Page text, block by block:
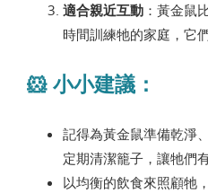
適合親近互動 ：黃金鼠
時間訓練牠的家庭，它
🐹 小小建議：
記得為黃金鼠準備乾淨
定期清潔籠子，讓牠們
以均衡的飲食來照顧牠